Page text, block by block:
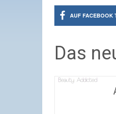
AUF FACEBOOK
Das